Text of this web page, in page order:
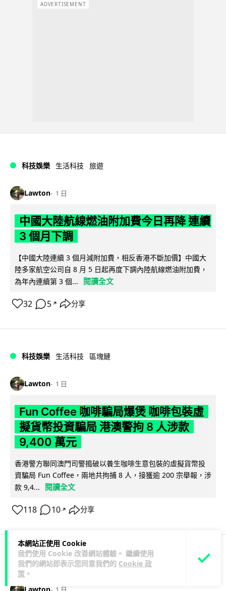
本網站正使用 Cookie
我們使用 Cookie 改善網站體驗。 繼續使用
我們的網站即表示您同意我們的 Cookie 政
策 。
ADVERTISEMENT
科技娛樂 生活科技 旅遊
Lawton 1 日
中國大陸航線燃油附加費今日再降 連續
3 個月下調
【中國大陸連續 3 個月減附加費，相反香港不斷加價】中國大
陸多家航空公司自 8 月 5 日起再度下調內陸航線燃油附加費，
為年內連續第 3 個...
閱讀全文
32 5 ↗ 分享
科技娛樂 生活科技 區塊鏈
Lawton 1 日
Fun Coffee 咖啡騙局爆煲 咖啡包裝虛
擬貨幣投資騙局 港澳警拘 8 人涉款
9,400 萬元
香港警方聯同澳門司警搗破以養生咖啡生意包裝的虛擬貨幣投
資騙局 Fun Coffee，兩地共拘捕 8 人，接獲逾 200 宗舉報，涉
款 9,4...
閱讀全文
118 10 ↗ 分享
科技娛樂 生活科技 智慧城市